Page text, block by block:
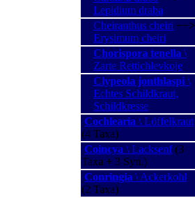
Lepidium draba
Cheiranthus cheiri −−>
Erysimum cheiri
Chorispora tenella \
Zarte Rettichlevkoje
Clypeola jonthlaspi \
Echtes Schildkraut,
Schildkresse
Cochlearia \ Löffelkraut
(4 Taxa)
Coincya \ Lacksenf(3
Taxa + 3 Syn.)
Conringia \ Ackerkohl
(2 Taxa)